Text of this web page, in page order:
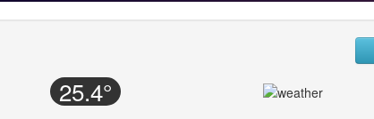
25.4°